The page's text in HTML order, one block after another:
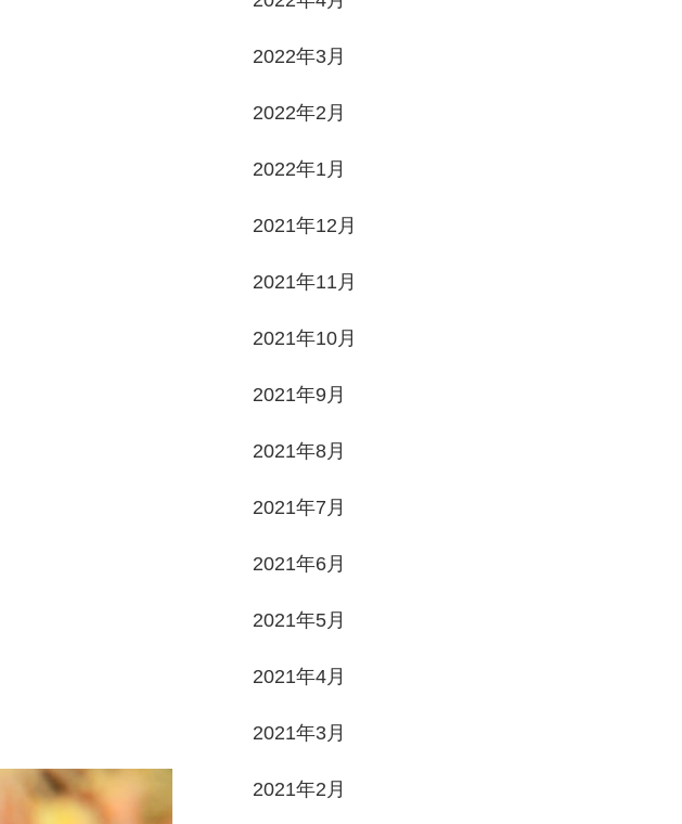
2022年3月
2022年2月
2022年1月
2021年12月
2021年11月
2021年10月
2021年9月
2021年8月
2021年7月
2021年6月
2021年5月
2021年4月
2021年3月
2021年2月